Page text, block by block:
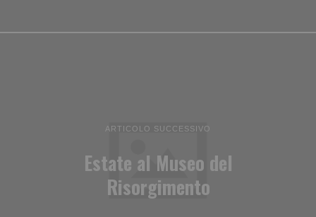
ARTICOLO SUCCESSIVO
Estate al Museo del
Risorgimento